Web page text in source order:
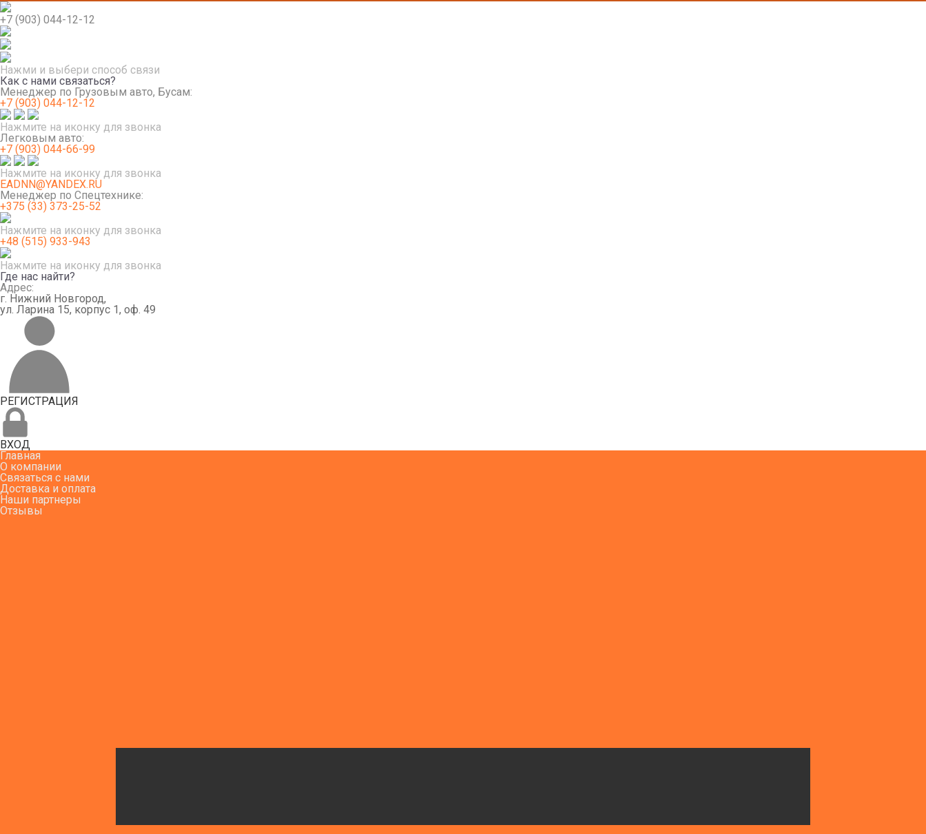
+7 (903) 044-12-12
Нажми и выбери способ связи
Как с нами связаться?
Менеджер по Грузовым авто, Бусам:
+7 (903) 044-12-12
Нажмите на иконку для звонка
Легковым авто:
+7 (903) 044-66-99
Нажмите на иконку для звонка
EADNN@YANDEX.RU
Менеджер по Спецтехнике:
+375 (33) 373-25-52
Нажмите на иконку для звонка
+48 (515) 933-943
Нажмите на иконку для звонка
Где нас найти?
Адрес:
г. Нижний Новгород,
ул. Ларина 15, корпус 1, оф. 49
РЕГИСТРАЦИЯ
ВХОД
Главная
О компании
Связаться с нами
Доставка и оплата
Наши партнеры
Отзывы